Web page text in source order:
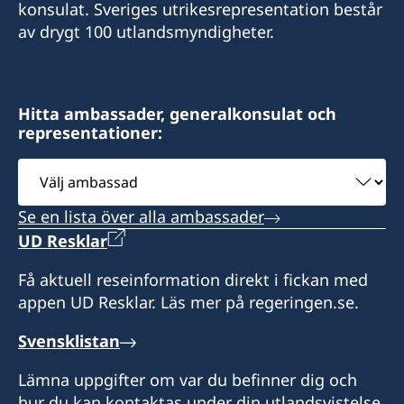
Kenya
swedishconsulate@abpateladvocates.com
Öppettider:
måndag-fredag kl. 09.00-12.00, 14.00-15.30
Honorärkonsul
Mr Vikram C. Kanji
konsulat. Sveriges utrikesrepresentation består
av drygt 100 utlandsmyndigheter.
Hitta ambassader, generalkonsulat och
representationer:
Välj
ambassad
Se en lista över alla ambassader
UD Resklar
Få aktuell reseinformation direkt i fickan med
appen UD Resklar. Läs mer på regeringen.se.
Svensklistan
Lämna uppgifter om var du befinner dig och